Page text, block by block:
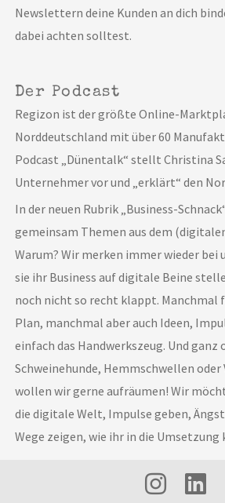
Newslettern deine Kunden an dich
dabei achten solltest.
Der Podcast
Regizon ist der größte Online-
Norddeutschland mit über 60
Podcast „Dünentalk“ stellt Christina
Unternehmer vor und „erklärt“ den
In der neuen Rubrik „Business-
gemeinsam Themen aus dem
Warum? Wir merken immer wieder bei
sie ihr Business auf digitale Beine
noch nicht so recht klappt.
Plan, manchmal aber auch Ideen,
einfach das Handwerkszeug. Und ganz
Schweinehunde, Hemmschwellen
wollen wir gerne aufräumen! Wir
die digitale Welt, Impulse geben,
Wege zeigen, wie ihr in die
I L